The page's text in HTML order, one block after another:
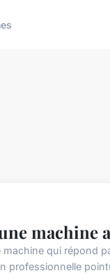
machine
qui répond
professionnelle